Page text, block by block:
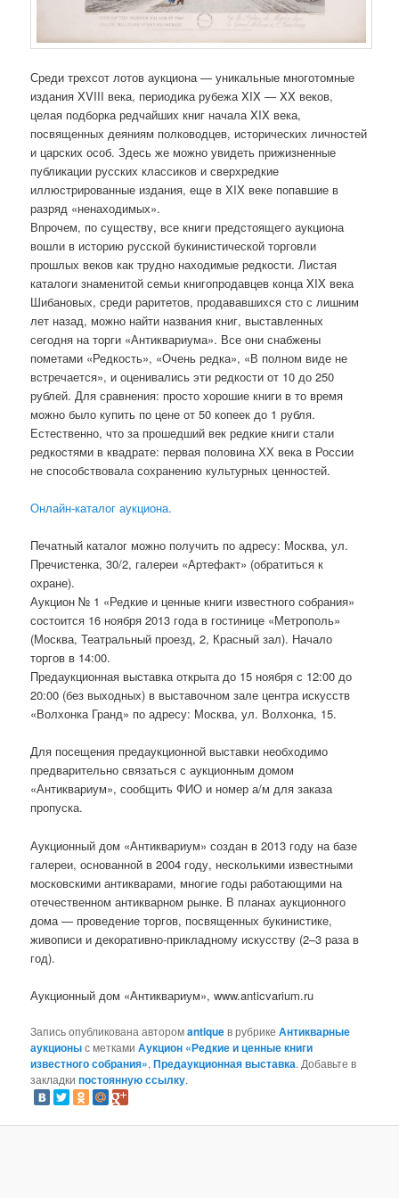
Среди трехсот лотов аукциона — уникальные многотомные
издания XVIII века, периодика рубежа XIX — XX веков,
целая подборка редчайших книг начала XIX века,
посвященных деяниям полководцев, исторических личностей
и царских особ. Здесь же можно увидеть прижизненные
публикации русских классиков и сверхредкие
иллюстрированные издания, еще в XIX веке попавшие в
разряд «ненаходимых».
Впрочем, по существу, все книги предстоящего аукциона
вошли в историю русской букинистической торговли
прошлых веков как трудно находимые редкости. Листая
каталоги знаменитой семьи книгопродавцев конца XIX века
Шибановых, среди раритетов, продававшихся сто с лишним
лет назад, можно найти названия книг, выставленных
сегодня на торги «Антиквариума». Все они снабжены
пометами «Редкость», «Очень редка», «В полном виде не
встречается», и оценивались эти редкости от 10 до 250
рублей. Для сравнения: просто хорошие книги в то время
можно было купить по цене от 50 копеек до 1 рубля.
Естественно, что за прошедший век редкие книги стали
редкостями в квадрате: первая половина ХХ века в России
не способствовала сохранению культурных ценностей.
Онлайн-каталог аукциона.
Печатный каталог можно получить по адресу: Москва, ул.
Пречистенка, 30/2, галереи «Артефакт» (обратиться к
охране).
Аукцион № 1 «Редкие и ценные книги известного собрания»
состоится 16 ноября 2013 года в гостинице «Метрополь»
(Москва, Театральный проезд, 2, Красный зал). Начало
торгов в 14:00.
Предаукционная выставка открыта до 15 ноября с 12:00 до
20:00 (без выходных) в выставочном зале центра искусств
«Волхонка Гранд» по адресу: Москва, ул. Волхонка, 15.
Для посещения предаукционной выставки необходимо
предварительно связаться с аукционным домом
«Антиквариум», сообщить ФИО и номер а/м для заказа
пропуска.
Аукционный дом «Антиквариум» создан в 2013 году на базе
галереи, основанной в 2004 году, несколькими известными
московскими антикварами, многие годы работающими на
отечественном антикварном рынке. В планах аукционного
дома — проведение торгов, посвященных букинистике,
живописи и декоративно-прикладному искусству (2–3 раза в
год).
Аукционный дом «Антиквариум», www.anticvarium.ru
Запись опубликована авторомantiqueв рубрикеАнтикварные
аукционыс меткамиАукцион «Редкие и ценные книги
известного собрания»,Предаукционная выставка. Добавьте в
закладкипостоянную ссылку.